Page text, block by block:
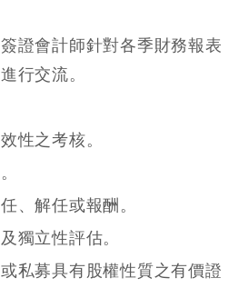
證會計師針對各季財務報表
行交流。
性之考核。
、解任或報酬。
獨立性評估。
私募具有股權性質之有價證